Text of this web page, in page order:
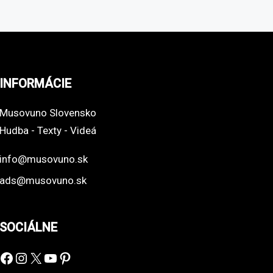
INFORMÁCIE
Musovuno Slovensko
Hudba - Texty - Videá
info@musovuno.sk
ads@musovuno.sk
SOCIÁLNE
Facebook
Instagram
X YouTube
Pinterest